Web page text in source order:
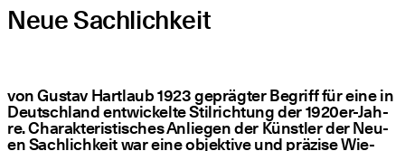
Neue Sach­lich­keit
von Gus­tav Hart­laub 1923 gepräg­ter Begriff für eine in
Deutsch­land ent­wi­ckel­te Stil­rich­tung der 1920er-Jah­
re. Cha­rak­te­ris­ti­sches Anlie­gen der Künst­ler der Neu­
en Sach­lich­keit war eine objek­ti­ve und prä­zi­se Wie­